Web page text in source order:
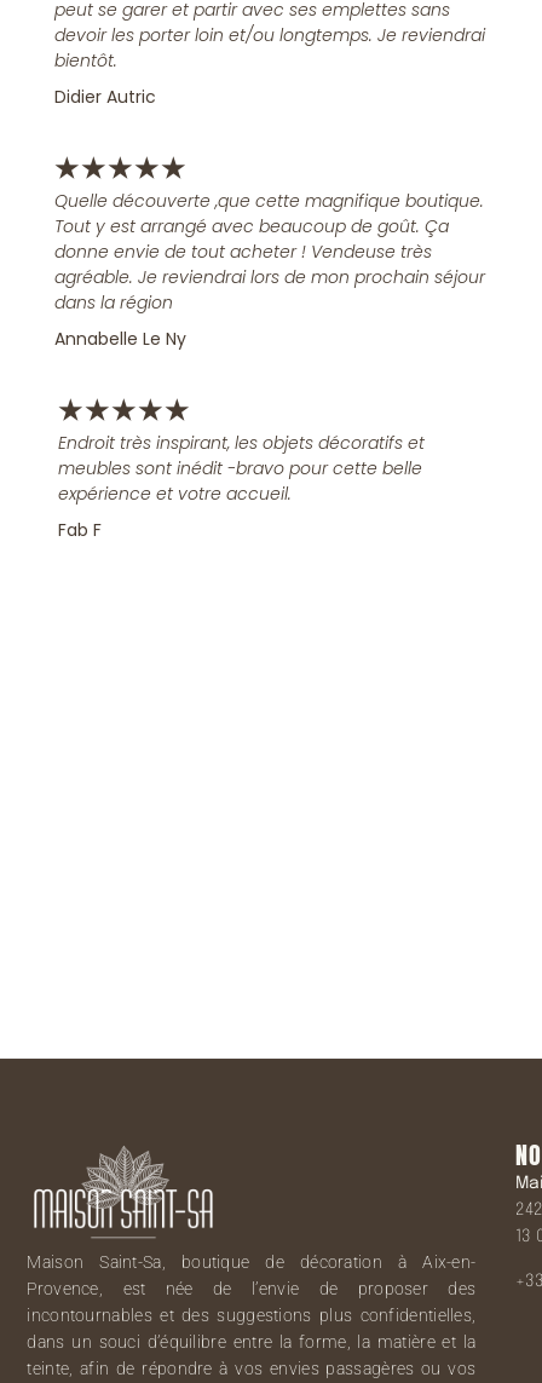
peut se garer et partir avec ses emplettes sans
devoir les porter loin et/ou longtemps. Je reviendrai
bientôt.
Didier Autric
★★★★★
Quelle découverte ,que cette magnifique boutique.
Tout y est arrangé avec beaucoup de goût. Ça
donne envie de tout acheter ! Vendeuse très
agréable. Je reviendrai lors de mon prochain séjour
dans la région
Annabelle Le Ny
★★★★★
Endroit très inspirant, les objets décoratifs et
meubles sont inédit -bravo pour cette belle
expérience et votre accueil.
Fab F
Maison Saint-Sa, boutique de décoration à Aix-en-
Provence, est née de l’envie de proposer des
incontournables et des suggestions plus confidentielles,
dans un souci d’équilibre entre la forme, la matière et la
teinte, afin de répondre à vos envies passagères ou vos